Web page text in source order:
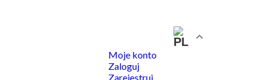
Moje konto
Zaloguj
Zarejestruj